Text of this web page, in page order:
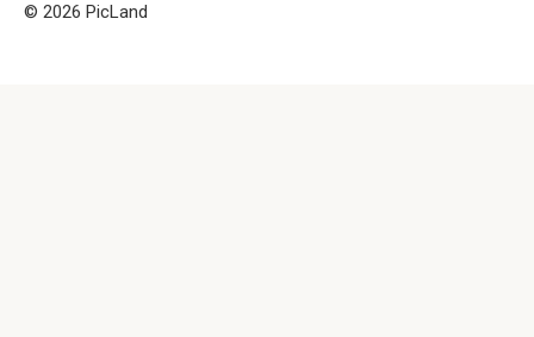
© 2026 PicLand